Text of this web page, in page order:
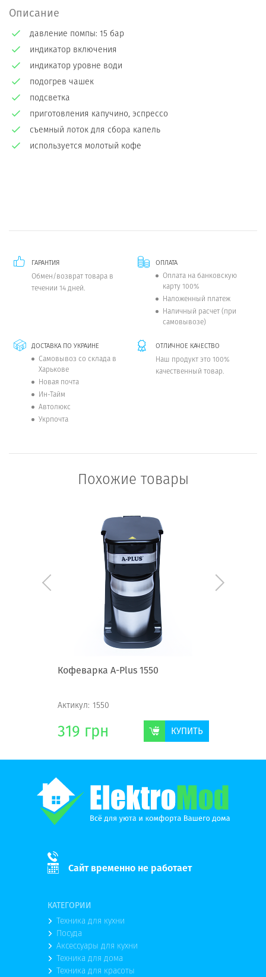
Описание
давление помпы: 15 бар
индикатор включения
индикатор уровне води
подогрев чашек
подсветка
приготовления капучино, эспрессо
съемный лоток для сбора капель
используется молотый кофе
ГАРАНТИЯ
Обмен/возврат товара в
течении 14 дней.
ОПЛАТА
Оплата на банковскую
карту 100%
Наложенный платеж
Наличный расчет (при
самовывозе)
ДОСТАВКА ПО УКРАИНЕ
Самовывоз со склада в
Харькове
Новая почта
Ин-Тайм
Автолюкс
Укрпочта
ОТЛИЧНОЕ КАЧЕСТВО
Наш продукт это 100%
качественный товар.
Похожие товары
Кофеварка А-Plus 1550
Актикул: 1550
319 грн КУПИТЬ
Сайт временно не работает
КАТЕГОРИИ
Техника для кухни
Посуда
Аксессуары для кухни
Техника для дома
Техника для красоты